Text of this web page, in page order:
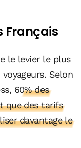
Français
le levier le plus
Selon
60% des
que des tarifs
davantage le